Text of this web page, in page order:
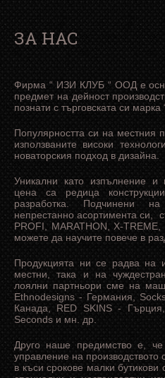
ЗА НАС
Фирма “ ИЗИ КЛУБ “ ООД е
предмет на дейност
познати с търговската си марка
Популярността си на местния
използваните високи
новаторския подход в дизайна.
Уникални като изпълнение и
цена са редица
разработка. Подчинени
непрестанно асортимента си,
PROFI, MARATHON, X-
можете да научите повече в
Продукцията ни се радва на
местни, така и на
лоялни партньори сме на
Ethnodesigns - Германия,
Канада, RED SKINS -
Seconds и мн. др.
Друго наше предимство е, че
управление на
в къси срокове малки бутикови